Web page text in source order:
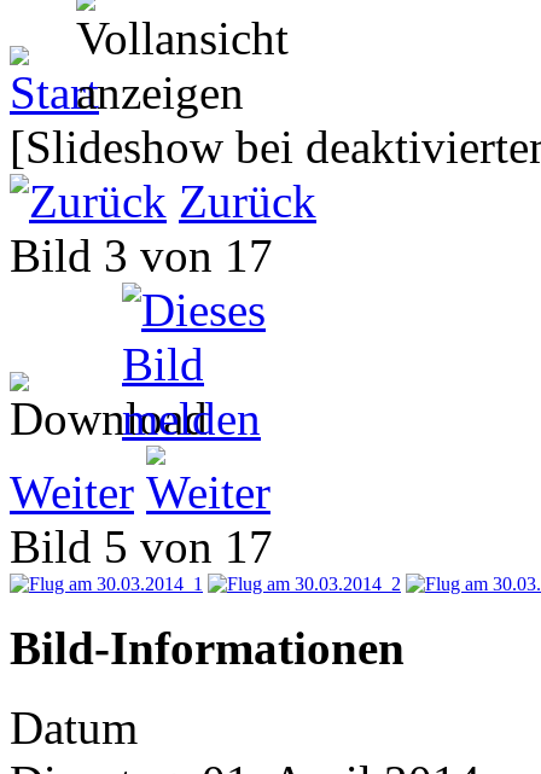
[Slideshow bei
Zurück
Bild 3 von 17
Weiter
Bild 5 von 17
Bild-Informationen
Datum